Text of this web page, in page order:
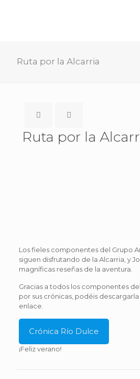
Ruta por la Alcarria
Ruta por la
Los fieles componentes del Grupo
siguen disfrutando de la Alcarria, y
magníficas reseñas de la aventura.
Gracias a todos los componentes
por sus crónicas, podéis
enlace.
Crónica Río Dulce
¡Feliz verano!